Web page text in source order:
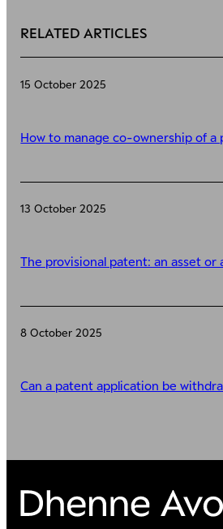
RELATED ARTICLES
15 October 2025
How to manage co-ownership of a
13 October 2025
The provisional patent: an asset or
8 October 2025
Can a patent application be